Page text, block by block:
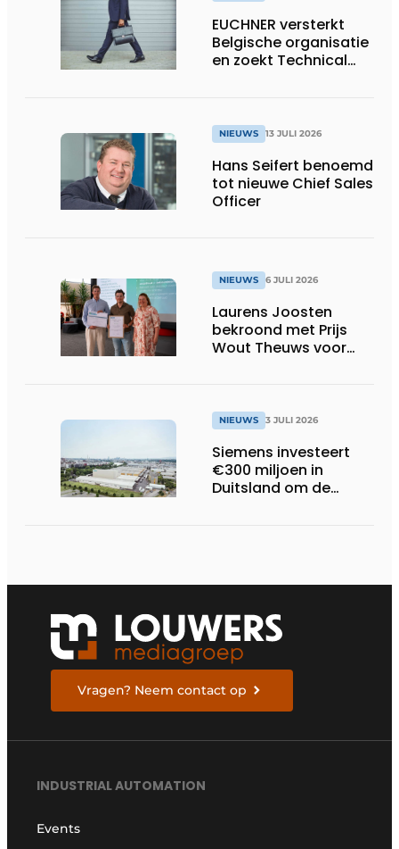
EUCHNER versterkt
Belgische organisatie
en zoekt Technical
NIEUWS 13 JULI 2026
Hans Seifert benoemd
tot nieuwe Chief Sales
Officer
NIEUWS 6 JULI 2026
Laurens Joosten
bekroond met Prijs
Wout Theuws voor
NIEUWS 3 JULI 2026
Siemens investeert
€300 miljoen in
Duitsland om de
Vragen? Neem contact op
INDUSTRIAL AUTOMATION
Events